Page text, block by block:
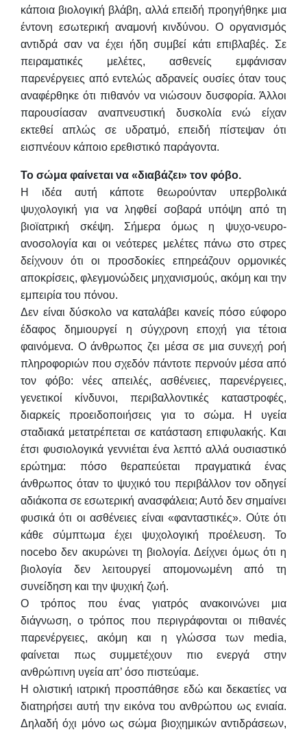
κάποια βιολογική βλάβη, αλλά επειδή προηγήθηκε μια
έντονη εσωτερική αναμονή κινδύνου. Ο οργανισμός
αντιδρά σαν να έχει ήδη συμβεί κάτι επιβλαβές. Σε
πειραματικές μελέτες, ασθενείς εμφάνισαν
παρενέργειες από εντελώς αδρανείς ουσίες όταν τους
αναφέρθηκε ότι πιθανόν να νιώσουν δυσφορία. Άλλοι
παρουσίασαν αναπνευστική δυσκολία ενώ είχαν
εκτεθεί απλώς σε υδρατμό, επειδή πίστεψαν ότι
εισπνέουν κάποιο ερεθιστικό παράγοντα.
Το σώμα φαίνεται να «διαβάζει» τον φόβο.
Η ιδέα αυτή κάποτε θεωρούνταν υπερβολικά
ψυχολογική για να ληφθεί σοβαρά υπόψη από τη
βιοϊατρική σκέψη. Σήμερα όμως η ψυχο-νευρο-
ανοσολογία και οι νεότερες μελέτες πάνω στο στρες
δείχνουν ότι οι προσδοκίες επηρεάζουν ορμονικές
αποκρίσεις, φλεγμονώδεις μηχανισμούς, ακόμη και την
εμπειρία του πόνου.
Δεν είναι δύσκολο να καταλάβει κανείς πόσο εύφορο
έδαφος δημιουργεί η σύγχρονη εποχή για τέτοια
φαινόμενα. Ο άνθρωπος ζει μέσα σε μια συνεχή ροή
πληροφοριών που σχεδόν πάντοτε περνούν μέσα από
τον φόβο: νέες απειλές, ασθένειες, παρενέργειες,
γενετικοί κίνδυνοι, περιβαλλοντικές καταστροφές,
διαρκείς προειδοποιήσεις για το σώμα. Η υγεία
σταδιακά μετατρέπεται σε κατάσταση επιφυλακής. Και
έτσι φυσιολογικά γεννιέται ένα λεπτό αλλά ουσιαστικό
ερώτημα: πόσο θεραπεύεται πραγματικά ένας
άνθρωπος όταν το ψυχικό του περιβάλλον τον οδηγεί
αδιάκοπα σε εσωτερική ανασφάλεια; Αυτό δεν σημαίνει
φυσικά ότι οι ασθένειες είναι «φανταστικές». Ούτε ότι
κάθε σύμπτωμα έχει ψυχολογική προέλευση. Το
nocebo δεν ακυρώνει τη βιολογία. Δείχνει όμως ότι η
βιολογία δεν λειτουργεί απομονωμένη από τη
συνείδηση και την ψυχική ζωή.
Ο τρόπος που ένας γιατρός ανακοινώνει μια
διάγνωση, ο τρόπος που περιγράφονται οι πιθανές
παρενέργειες, ακόμη και η γλώσσα των media,
φαίνεται πως συμμετέχουν πιο ενεργά στην
ανθρώπινη υγεία απ’ όσο πιστεύαμε.
Η ολιστική ιατρική προσπάθησε εδώ και δεκαετίες να
διατηρήσει αυτή την εικόνα του ανθρώπου ως ενιαία.
Δηλαδή όχι μόνο ως σώμα βιοχημικών αντιδράσεων,